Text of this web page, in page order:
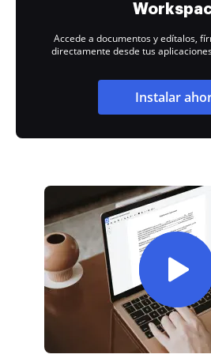
Accede a documentos y edítalos,
directamente desde tus
Instalar